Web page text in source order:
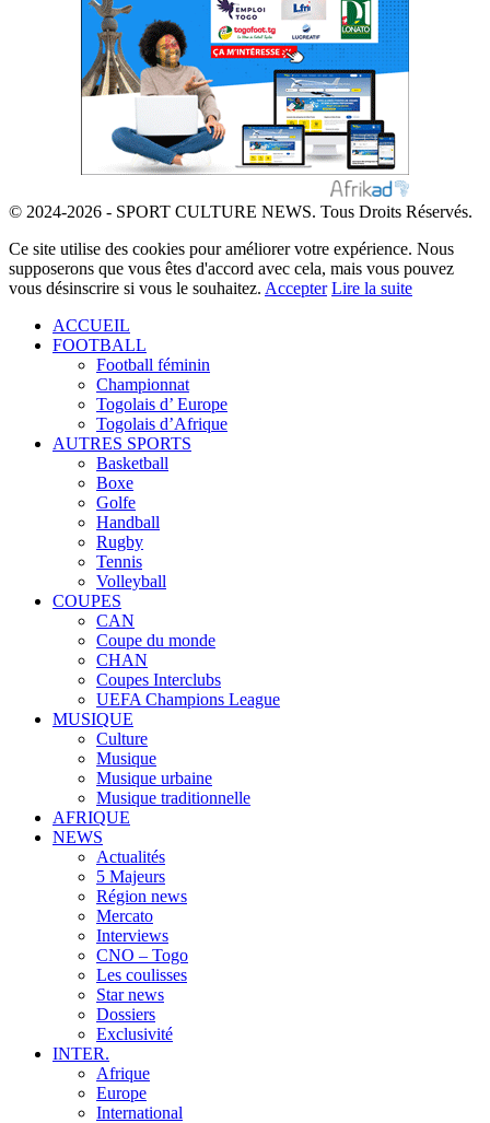
© 2024-2026 - SPORT CULTURE NEWS. Tous Droits Réservés.
Ce site utilise des cookies pour améliorer votre expérience. Nous
supposerons que vous êtes d'accord avec cela, mais vous pouvez
vous désinscrire si vous le souhaitez. Accepter Lire la suite
ACCUEIL
FOOTBALL
Football féminin
Championnat
Togolais d’ Europe
Togolais d’Afrique
AUTRES SPORTS
Basketball
Boxe
Golfe
Handball
Rugby
Tennis
Volleyball
COUPES
CAN
Coupe du monde
CHAN
Coupes Interclubs
UEFA Champions League
MUSIQUE
Culture
Musique
Musique urbaine
Musique traditionnelle
AFRIQUE
NEWS
Actualités
5 Majeurs
Région news
Mercato
Interviews
CNO – Togo
Les coulisses
Star news
Dossiers
Exclusivité
INTER.
Afrique
Europe
International